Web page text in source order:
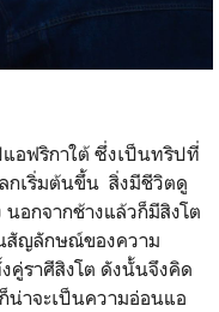
อฟริกาใต้ ซึ่งเป็นทริปที่
กเริ่มต้นขึ้น สิ่งมีชีวิตดู
อกจากช้างแล้วก็มีสิงโต
สัญลักษณ์ของความ
คู่ราศีสิงโต ดังนั้นจึงคิด
น่าจะเป็นความอ่อนแอ